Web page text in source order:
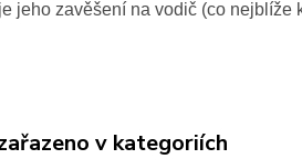
jeho zavěšení na vodič (co nejblíže
v kategoriích